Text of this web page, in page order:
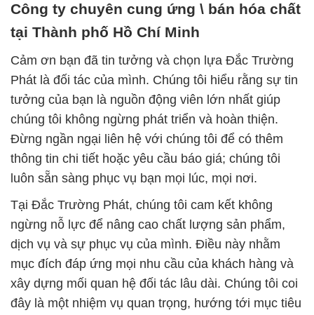
Công ty chuyên cung ứng \ bán hóa chất
tại Thành phố Hồ Chí Minh
Cảm ơn bạn đã tin tưởng và chọn lựa Đắc Trường
Phát là đối tác của mình. Chúng tôi hiểu rằng sự tin
tưởng của bạn là nguồn động viên lớn nhất giúp
chúng tôi không ngừng phát triển và hoàn thiện.
Đừng ngần ngại liên hệ với chúng tôi để có thêm
thông tin chi tiết hoặc yêu cầu báo giá; chúng tôi
luôn sẵn sàng phục vụ bạn mọi lúc, mọi nơi.
Tại Đắc Trường Phát, chúng tôi cam kết không
ngừng nỗ lực để nâng cao chất lượng sản phẩm,
dịch vụ và sự phục vụ của mình. Điều này nhằm
mục đích đáp ứng mọi nhu cầu của khách hàng và
xây dựng mối quan hệ đối tác lâu dài. Chúng tôi coi
đây là một nhiệm vụ quan trọng, hướng tới mục tiêu